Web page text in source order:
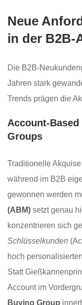
Neue
in der B2B-
Die B2B-
Jahren stark
Trends prägen die
Account-
Groups
Traditionelle
während im B2B
gewonnen werden
(ABM) setzt genau
konzentrieren sich
Schlüsselkunden
hoch
Statt
Account im
Buying Group